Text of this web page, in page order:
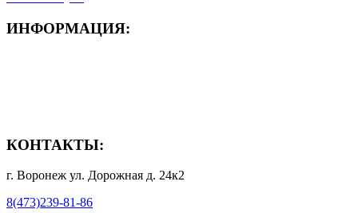
ИНФОРМАЦИЯ:
КОНТАКТЫ:
г. Воронеж ул. Дорожная д. 24к2
8(473)239-81-86